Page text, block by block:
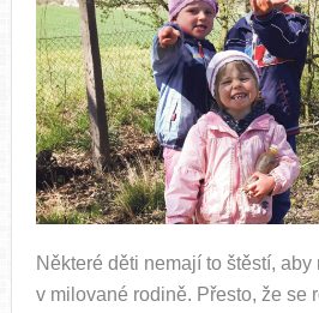
Některé děti nemají to štěstí, aby
v milované rodině. Přesto, že se